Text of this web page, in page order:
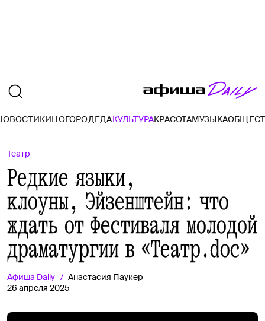
КИНОГОРОДЕДАКУЛЬТУРАКРАСОТАМУЗЫКА
Театр
Редкие языки,
клоуны, Эйзенштейн: что
ждать от Фестиваля молодой
драматургии в «Театр.doc»
Афиша Daily
Анастасия Паукер
26 апреля 2025